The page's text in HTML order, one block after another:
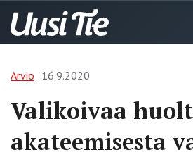
Arvio 16.9.2020
Valikoivaa
akateemisesta